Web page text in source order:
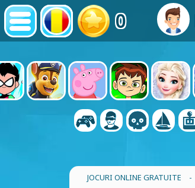
0
JOCURI ONLINE GRATUITE -